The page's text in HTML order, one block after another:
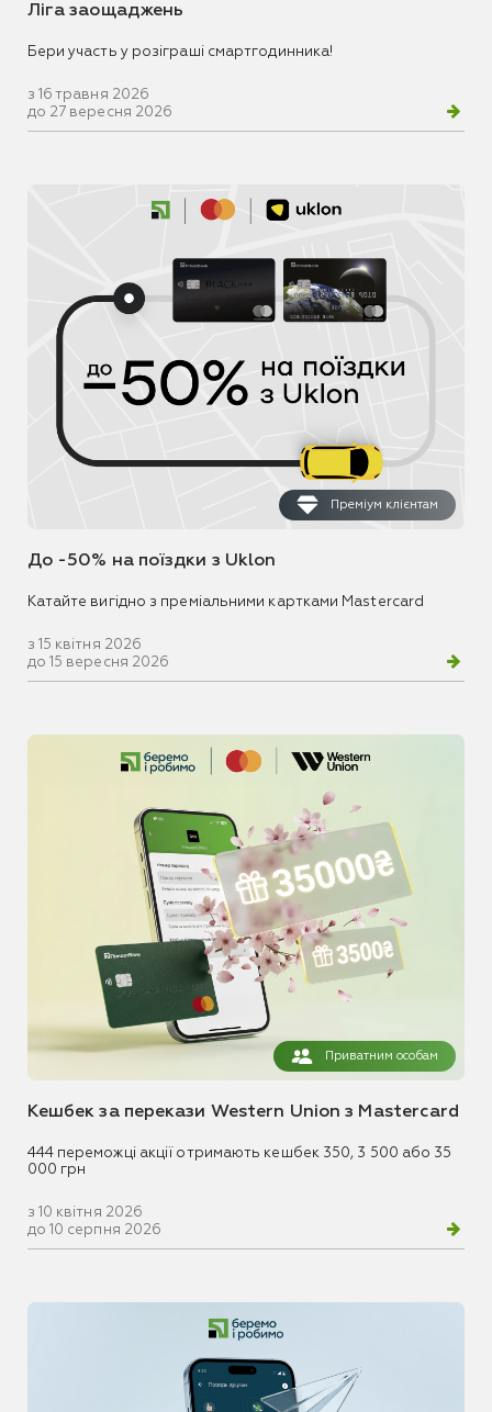
Ліга заощаджень
Бери участь у розіграші смартгодинника!
з 16 травня 2026
до 27 вересня 2026
Преміум клієнтам
До -50% на поїздки з Uklon
Катайте вигідно з преміальними картками Mastercard
з 15 квітня 2026
до 15 вересня 2026
Приватним особам
Кешбек за перекази Western Union з Mastercard
444 переможці акції отримають кешбек 350, 3 500 або 35
000 грн
з 10 квітня 2026
до 10 серпня 2026